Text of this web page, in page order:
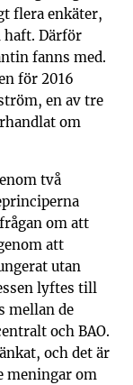
flera enkäter,
haft. Därför
fanns med.
för 2016
en av tre
om
två
om att
att
utan
lyftes till
mellan de
och BAO.
och det är
meningar om